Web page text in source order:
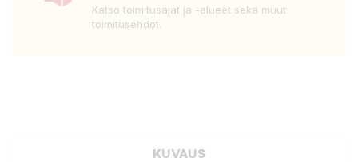
Katso toimitusajat ja -alueet sekä muut
toimitusehdot.
KUVAUS